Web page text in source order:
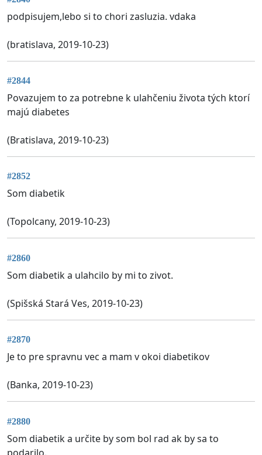
podpisujem,lebo si to chori zasluzia. vdaka
(bratislava, 2019-10-23)
#2844
Povazujem to za potrebne k ulahčeniu života tých ktorí
majú diabetes
(Bratislava, 2019-10-23)
#2852
Som diabetik
(Topolcany, 2019-10-23)
#2860
Som diabetik a ulahcilo by mi to zivot.
(Spišská Stará Ves, 2019-10-23)
#2870
Je to pre spravnu vec a mam v okoi diabetikov
(Banka, 2019-10-23)
#2880
Som diabetik a určite by som bol rad ak by sa to
podarilo.